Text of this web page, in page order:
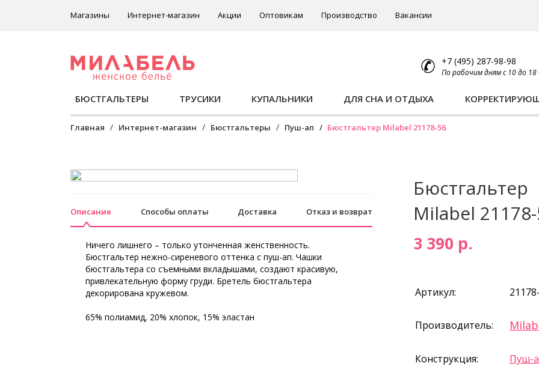
Магазины Интернет-магазин Акции Оптовикам Производство Вакансии
+7 (495) 287-98-98
По рабочим дням с 10 до 18
БЮСТГАЛЬТЕРЫ ТРУСИКИ КУПАЛЬНИКИ ДЛЯ СНА И ОТДЫХА
Главная Интернет-магазин Бюстгальтеры Пуш-ап Бюстгальтер Milabel 21178-56
Описание Способы оплаты Доставка Отказ и возврат
Ничего лишнего – только утонченная женственность.
Бюстгальтер нежно-сиреневого оттенка с пуш-ап. Чашки
бюстгальтера со съемными вкладышами, создают красивую,
привлекательную форму груди. Бретель бюстгальтера
декорирована кружевом.
65% полиамид, 20% хлопок, 15% эластан
Бюстгальтер
Milabel
3 390 р.
Артикул:
Производитель:
Конструкция: Пуш-